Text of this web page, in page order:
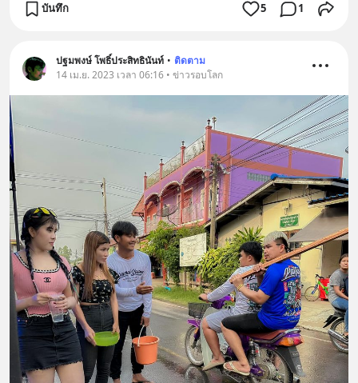
บันทึก 5 1
ปฐมพงษ์ โพธิ์ประสิทธินันท์ • ติดตาม
14 เม.ย. 2023 เวลา 06:16 • ข่าวรอบโลก